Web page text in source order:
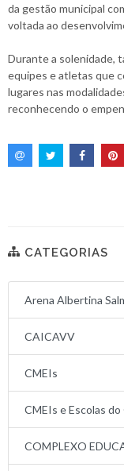
da gestão municipal
voltada ao
Durante a solenidade,
equipes e atletas que
lugares nas
reconhecendo o
CATEGORIAS
Arena Albertina
CAICAVV
CMEIs
CMEIs e Escolas do
COMPLEXO